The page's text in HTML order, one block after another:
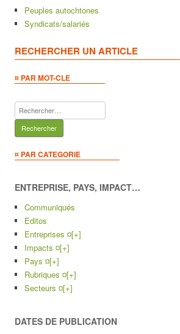
Peuples autochtones
Syndicats/salariés
RECHERCHER UN ARTICLE
¤ PAR MOT-CLE
Rechercher :
¤ PAR CATEGORIE
ENTREPRISE, PAYS, IMPACT…
Communiqués
Editos
Entreprises ¤[+]
Impacts ¤[+]
Pays ¤[+]
Rubriques ¤[+]
Secteurs ¤[+]
DATES DE PUBLICATION